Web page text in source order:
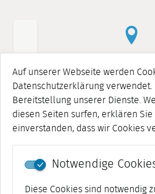
Auf unserer Webseite werden
Datenschutzerklärung
Bereitstellung unserer Dienste.
diesen Seiten surfen, erklären
einverstanden, dass wir Cookies
Notwendige
Diese Cookies sind notwendig